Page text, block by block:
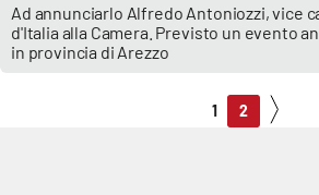
Ad annunciarlo Alfredo Antoniozzi, vice
d'Italia alla Camera. Previsto un evento
in provincia di Arezzo
1 2